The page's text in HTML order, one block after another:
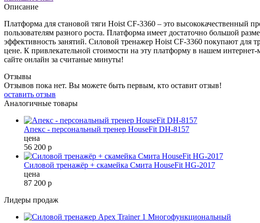
Описание
Платформа для становой тяги Hoist CF-3360 – это высококачественный
пользователям разного роста. Платформа имеет достаточно большой
эффективность занятий. Силовой тренажер Hoist CF-3360 покупают для
цене. К привлекательной стоимости на эту платформу в нашем
сайте онлайн за считаные минуты!
Отзывы
Отзывов пока нет. Вы можете быть первым, кто оставит отзыв!
оставить отзыв
Аналогичные товары
Апекс - персональный тренер HouseFit DH-8157
цена
56 200 р
Силовой тренажёр + скамейка Смита HouseFit HG-2017
цена
87 200 р
Лидеры продаж